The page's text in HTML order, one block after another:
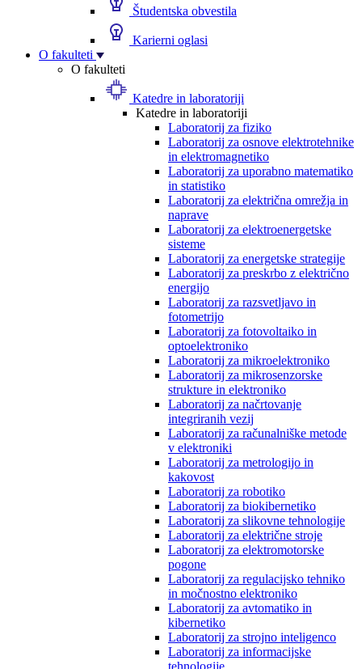
Študentska obvestila
Karierni oglasi
O fakulteti
O fakulteti
Katedre in laboratoriji
Katedre in laboratoriji
Laboratorij za fiziko
Laboratorij za osnove elektrotehnike
in elektromagnetiko
Laboratorij za uporabno matematiko
in statistiko
Laboratorij za električna omrežja in
naprave
Laboratorij za elektroenergetske
sisteme
Laboratorij za energetske strategije
Laboratorij za preskrbo z električno
energijo
Laboratorij za razsvetljavo in
fotometrijo
Laboratorij za fotovoltaiko in
optoelektroniko
Laboratorij za mikroelektroniko
Laboratorij za mikrosenzorske
strukture in elektroniko
Laboratorij za načrtovanje
integriranih vezij
Laboratorij za računalniške metode
v elektroniki
Laboratorij za metrologijo in
kakovost
Laboratorij za robotiko
Laboratorij za biokibernetiko
Laboratorij za slikovne tehnologije
Laboratorij za električne stroje
Laboratorij za elektromotorske
pogone
Laboratorij za regulacijsko tehniko
in močnostno elektroniko
Laboratorij za avtomatiko in
kibernetiko
Laboratorij za strojno inteligenco
Laboratorij za informacijske
tehnologije